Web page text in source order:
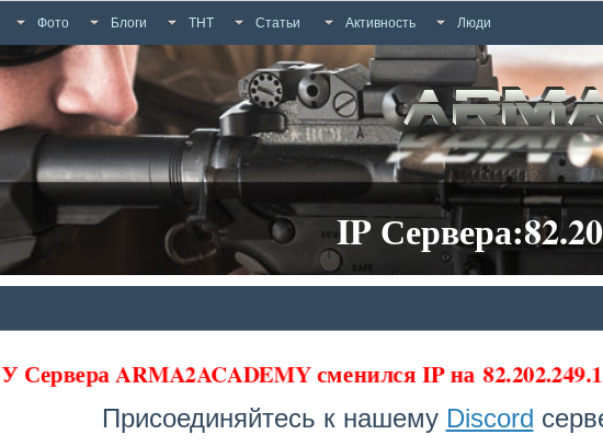
Фото Блоги ТНТ Статьи Активность Люди
IP
У Сервера ARMA2ACADEMY сменился IP на
Присоединяйтесь к нашему Discord